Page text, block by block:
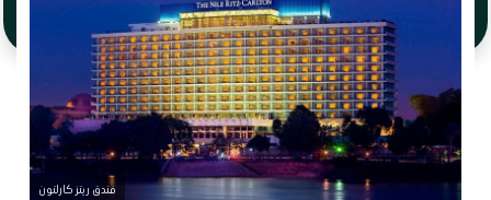
فندق ريتز كارلتون